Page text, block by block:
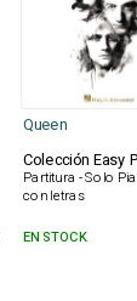
Queen
Colección Easy
Partitura - Solo
con letras
EN STOCK